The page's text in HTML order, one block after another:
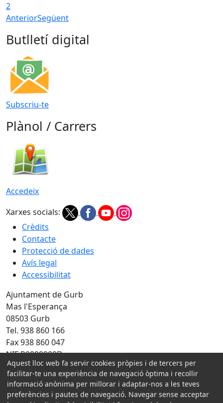
2
AnteriorSegüent
Butlletí digital
Subscriu-te
Plànol / Carrers
Accedeix
Xarxes socials:
Crèdits
Contacte
Protecció de dades
Avís legal
Accessibilitat
Ajuntament de Gurb
Mas l'Esperança
08503 Gurb
Tel. 938 860 166
Fax 938 860 047
NIF P0809900D
Amb la col·laboració de:
Aquest lloc web fa servir cookies pròpies i de tercers per
facilitar-te una experiència de navegació òptima i recollir
informació anònima per millorar i adaptar-nos a les teves
preferències i pautes de navegació. Navegar sense acceptar